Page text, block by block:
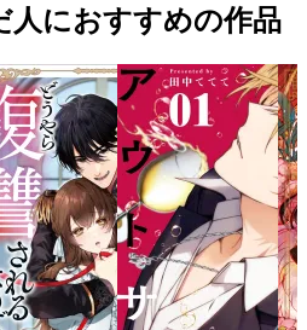
人におすすめの作品